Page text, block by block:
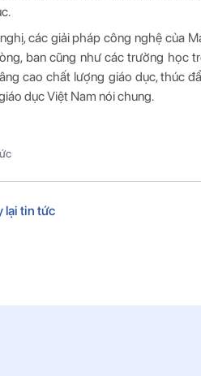
các giải pháp công nghệ của
ban cũng như các trường học
cao chất lượng giáo dục, thúc
dục Việt Nam nói chung.
lại tin tức